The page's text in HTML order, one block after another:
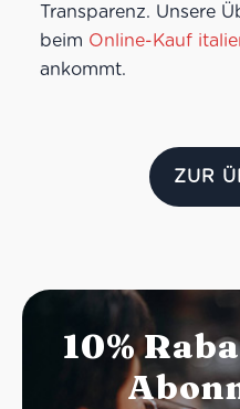
Transparenz. Unsere
beim Online-Kauf
ankommt.
ZUR
10%